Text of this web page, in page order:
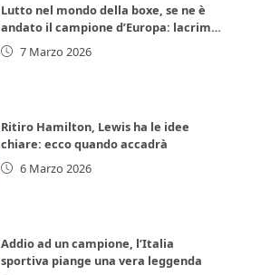
Lutto nel mondo della boxe, se ne è
andato il campione d’Europa: lacrime
per la leggenda italiana
7 Marzo 2026
Ritiro Hamilton, Lewis ha le idee
chiare: ecco quando accadrà
6 Marzo 2026
Addio ad un campione, l’Italia
sportiva piange una vera leggenda